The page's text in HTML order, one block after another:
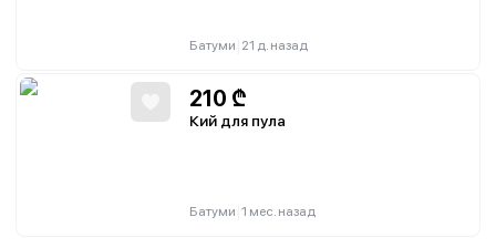
Батуми 21 д. назад
210 ₾
Кий для пула
Батуми 1 мес. назад